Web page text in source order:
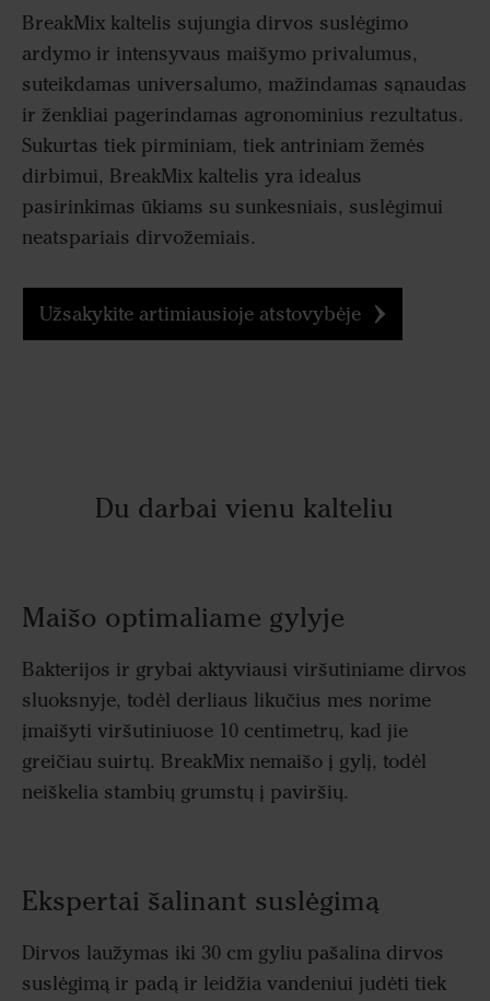
BreakMix kaltelis sujungia dirvos suslėgimo
ardymo ir intensyvaus maišymo privalumus,
suteikdamas universalumo, mažindamas sąnaudas
ir ženkliai pagerindamas agronominius rezultatus.
Sukurtas tiek pirminiam, tiek antriniam žemės
dirbimui, BreakMix kaltelis yra idealus
pasirinkimas ūkiams su sunkesniais, suslėgimui
neatspariais dirvožemiais.
Užsakykite artimiausioje atstovybėje
Du darbai vienu kalteliu
Maišo optimaliame gylyje
Bakterijos ir grybai aktyviausi viršutiniame dirvos
sluoksnyje, todėl derliaus likučius mes norime
įmaišyti viršutiniuose 10 centimetrų, kad jie
greičiau suirtų. BreakMix nemaišo į gylį, todėl
neiškelia stambių grumstų į paviršių.
Ekspertai šalinant suslėgimą
Dirvos laužymas iki 30 cm gyliu pašalina dirvos
suslėgimą ir padą ir leidžia vandeniui judėti tiek